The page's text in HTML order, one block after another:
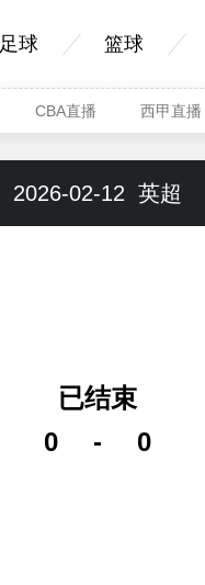
足球 篮球
CBA直播 西甲直播
2026-02-12 英超
0 - 0
已结束